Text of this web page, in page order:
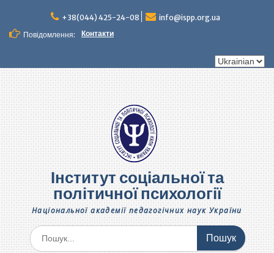
вмісту
+38(044) 425-24-08
info@ispp.org.ua
Повідомлення:
Контакти
Вибрати
Інститут соціальної та
політичної психології
Національної академії педагогічних наук України
Шукати: